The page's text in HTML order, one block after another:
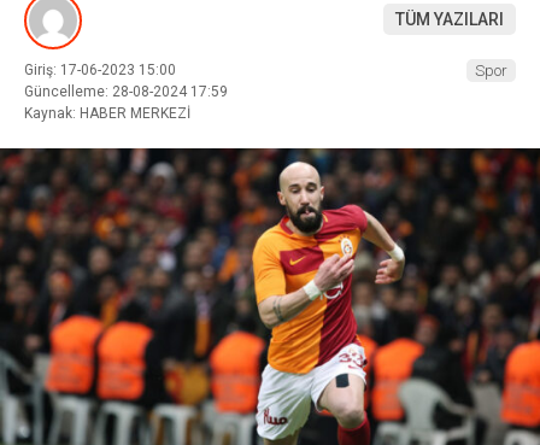
TÜM YAZILARI
Giriş: 17-06-2023 15:00
Güncelleme: 28-08-2024 17:59
Kaynak: HABER MERKEZİ
Spor